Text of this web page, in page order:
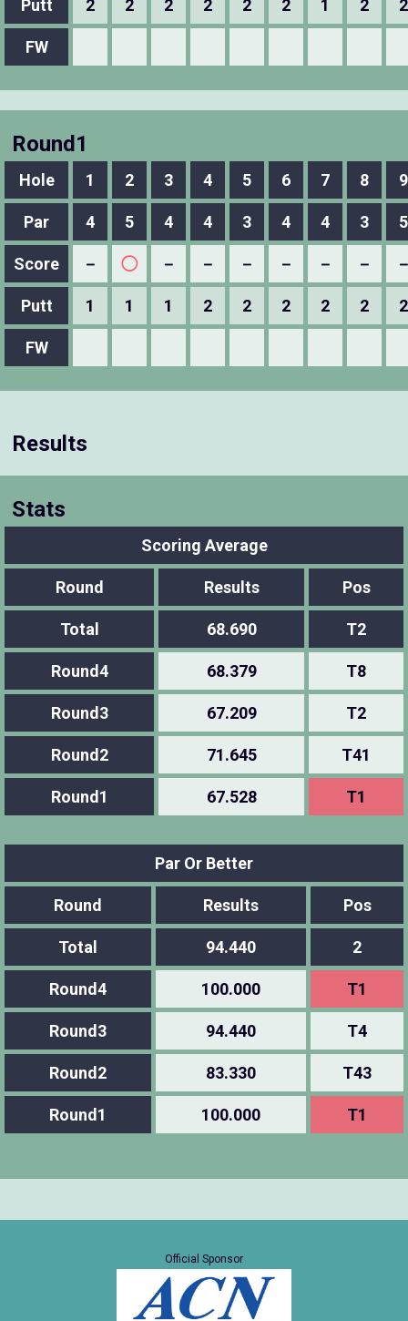
Putt 2 2 2 2 2 2 1 2 2
FW
Round1
Hole 1 2 3 4 5 6 7 8 9
Par 4 5 4 4 3 4 4 3 5
Score － ◯ － － － － － －
Putt 1 1 1 2 2 2 2 2 2
FW
Results
Stats
Scoring Average
Round Results Pos
Total 68.690 T2
Round4 68.379 T8
Round3 67.209 T2
Round2 71.645 T41
Round1 67.528 T1
Par Or Better
Round Results Pos
Total 94.440 2
Round4 100.000 T1
Round3 94.440 T4
Round2 83.330 T43
Round1 100.000 T1
Official Sponsor